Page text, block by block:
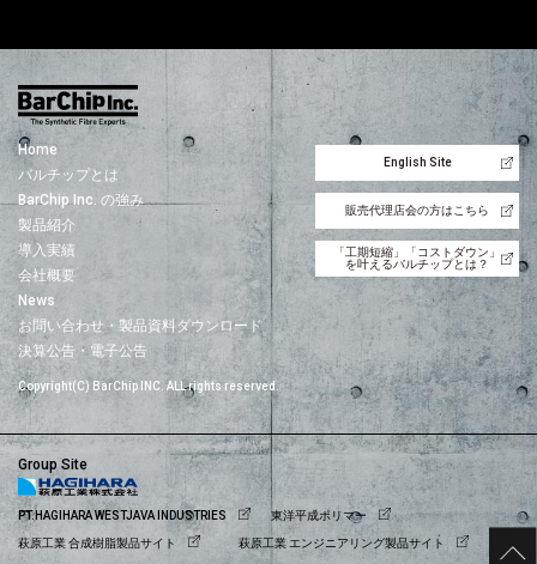
Home
バルチップとは
BarChip Inc. の強み
製品紹介
導入実績
会社概要
News
お問い合わせ・製品資料ダウンロード
決算公告・電子公告
Copyright(C) BarChip INC. ALL rights reserved.
English Site
販売代理店会の方はこちら
「工期短縮」「コストダウン」
を叶えるバルチップとは？
Group Site
PT.HAGIHARA WESTJAVA INDUSTRIES 東洋平成ポリマー
萩原工業 合成樹脂製品サイト 萩原工業 エンジニアリング製品サイト